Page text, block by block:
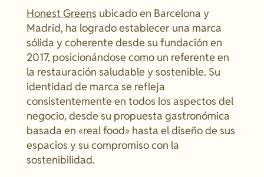
Honest Greens ubicado en Barcelona y
Madrid, ha logrado establecer una marca
sólida y coherente desde su fundación en
2017, posicionándose como un referente en
la restauración saludable y sostenible. Su
identidad de marca se refleja
consistentemente en todos los aspectos del
negocio, desde su propuesta gastronómica
basada en «real food» hasta el diseño de sus
espacios y su compromiso con la
sostenibilidad.